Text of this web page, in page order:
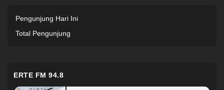
Pengunjung Hari Ini
Total Pengunjung
ERTE FM 94.8